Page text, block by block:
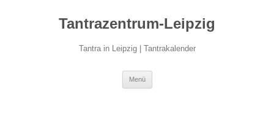
Tantrazentrum-Leipzig
Tantra in Leipzig | Tantrakalender
Menü